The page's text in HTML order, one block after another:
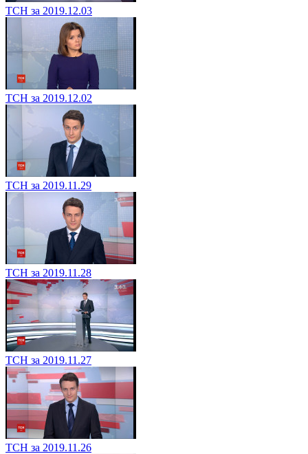
ТСН за 2019.12.03
ТСН за 2019.12.02
ТСН за 2019.11.29
ТСН за 2019.11.28
ТСН за 2019.11.27
ТСН за 2019.11.26